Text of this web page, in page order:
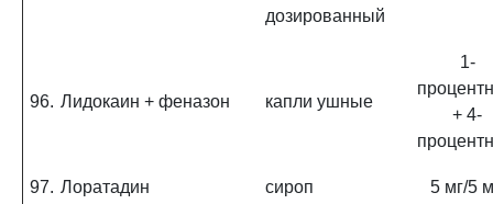
дозированный
96. Лидокаин + феназон капли ушные
1-
+ 4-
97. Лоратадин сироп 5 мг/5